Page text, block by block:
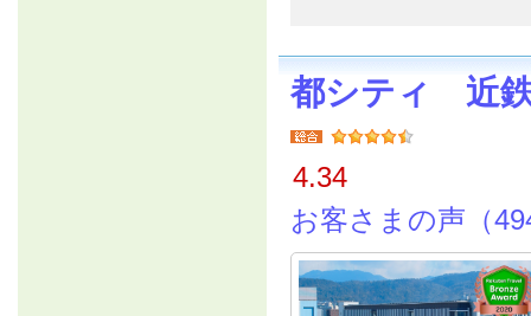
都シティ 近鉄
4.34
お客さまの声（